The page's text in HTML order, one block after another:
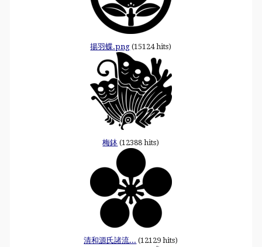
揚羽蝶.png (15124 hits)
梅鉢 (12388 hits)
清和源氏諸流... (12129 hits)